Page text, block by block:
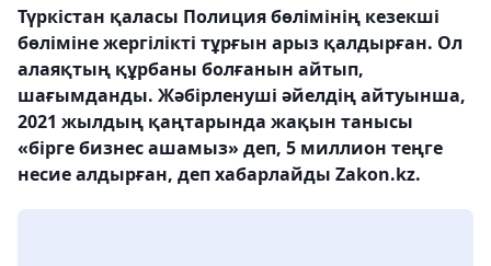
Түркістан қаласы Полиция бөлімінің кезекші
бөліміне жергілікті тұрғын арыз қалдырған. Ол
алаяқтың құрбаны болғанын айтып,
шағымданды. Жәбірленуші әйелдің айтуынша,
2021 жылдың қаңтарында жақын танысы
«бірге бизнес ашамыз» деп, 5 миллион теңге
несие алдырған, деп хабарлайды Zakon.kz.